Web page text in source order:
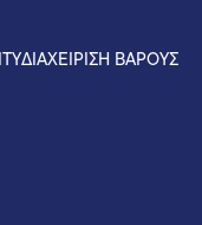
ΔΙΑΧΕΙΡΙΣΗ ΒΑΡΟΥΣ